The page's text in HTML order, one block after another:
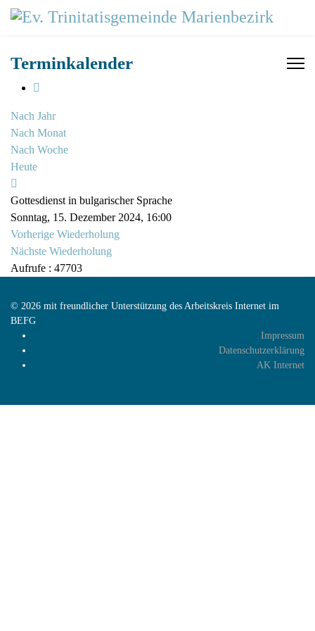
Terminkalender
Nach Jahr
Nach Monat
Nach Woche
Heute
Gottesdienst in bulgarischer Sprache
Sonntag, 15. Dezember 2024, 16:00
Vorherige Wiederholung
Nächste Wiederholung
Aufrufe : 47703
© 2026 mit freundlicher Unterstützung des Arbeitskreis Internet im
BEFG
Impressum
Datenschutzerklärung
AK Internet